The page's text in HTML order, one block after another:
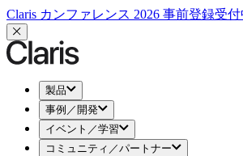
Claris カンファレンス 2026 事前登録受
製品
事例／開発
イベント／学習
コミュニティ／パートナー